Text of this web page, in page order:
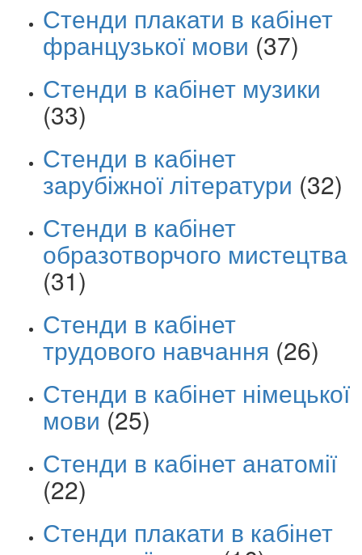
Стенди плакати в кабінет
французької мови (37)
Стенди в кабінет музики
(33)
Стенди в кабінет
зарубіжної літератури (32)
Стенди в кабінет
образотворчого мистецтва
(31)
Стенди в кабінет
трудового навчання (26)
Стенди в кабінет німецької
мови (25)
Стенди в кабінет анатомії
(22)
Стенди плакати в кабінет